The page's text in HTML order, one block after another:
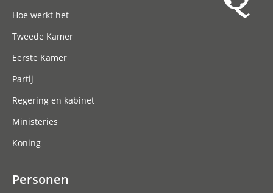
Hoe werkt het
Tweede Kamer
Eerste Kamer
Partij
Regering en kabinet
Ministeries
Koning
Personen